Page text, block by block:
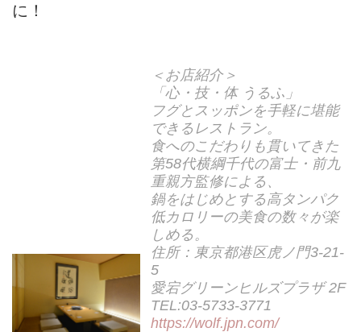
に！
＜お店紹介＞
「心・技・体 うるふ」
フグとスッポンを手軽に堪能
できるレストラン。
食へのこだわりも貫いてきた
第58代横綱千代の富士・前九
重親方監修による、
鍋をはじめとする高タンパク
低カロリーの美食の数々が楽
しめる。
住所：東京都港区虎ノ門3-21-
5
愛宕グリーンヒルズプラザ 2F
TEL:03-5733-3771
https://wolf.jpn.com/